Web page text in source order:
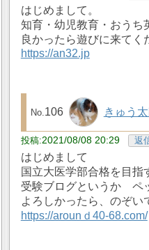
はじめまして。
知育・幼児教育・おうち
良かったら遊びに来てく
https://an32.jp
106 きゅう
2021/08/08 20:29 返
はじめまして
国立大医学部合格を目指
受験ブログというか ペ
よろしかったら、のぞい
https://arounｄ40-68.com/